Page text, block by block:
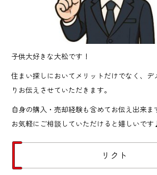
子供大好きな大松です！
住まい探しにおいてメリットだけでなく、デ
りお伝えさせていただきます。
自身の購入・売却経験も含めてお伝え出来ま
お気軽にご相談していただけると嬉しいで
リクト